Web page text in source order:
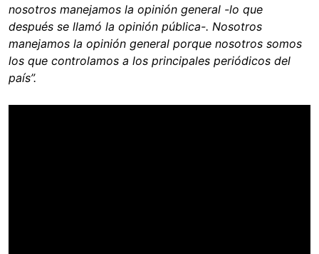
nosotros manejamos la opinión general -lo que
después se llamó la opinión pública-. Nosotros
manejamos la opinión general porque nosotros somos
los que controlamos a los principales periódicos del
país”.